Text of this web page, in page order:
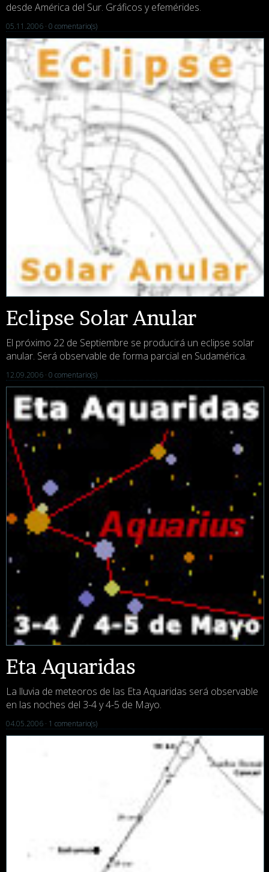
desde América del Sur. Gráficos y efemérides.
05.11.2006 · 0 comentario(s)
Eclipse Solar Anular
El próximo 22 de Septiembre se producirá un eclipse solar
anular. Será observable de forma parcial en Sudamérica.
12.09.2006 · 0 comentario(s)
Eta Aquaridas
La lluvia de meteoros de las Eta Aquaridas será observable
en las noches del 3-4 y 4-5 de Mayo.
04.05.2006 · 1 comentario(s)